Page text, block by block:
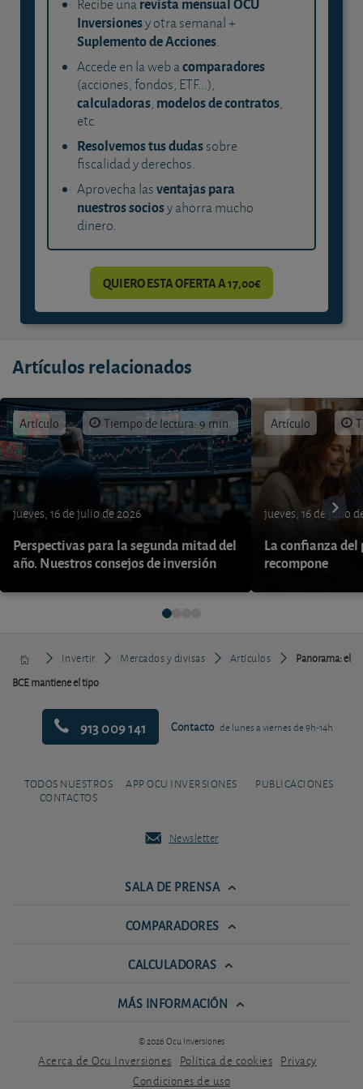
Recibe una
Inversionesy otra semanal +
Suplemento de Acciones.
Accede en la web acomparadores
(acciones, fondos, ETF...),
calculadoras, modelos de contratos,
etc.
Resolvemos tus dudassobre
fiscalidad y derechos.
Aprovecha lasventajas para
nuestros sociosy ahorra mucho
dinero.
QUIERO ESTA OFERTA A 17,00€
Artículos relacionados
Artículo Tiempo de lectura: 9 min.
jueves, 16 de julio de 2026
Perspectivas para la segunda mitad del
año. Nuestros consejos de inversión
Artículo
jueves, 16 de julio
La confianza del
recompone
Invertir Mercados y divisas Artículos
Panorama: el
BCE mantiene el tipo
913 009 141 Contacto de lunes a viernes de 9h-14h
TODOS NUESTROS
CONTACTOS
APP OCU INVERSIONES PUBLICACIONES
Newsletter
SALA DE PRENSA
COMPARADORES
CALCULADORAS
MÁS INFORMACIÓN
© 2026 Ocu Inversiones
Acerca de Ocu Inversiones Política de cookies Privacy
Condiciones de uso